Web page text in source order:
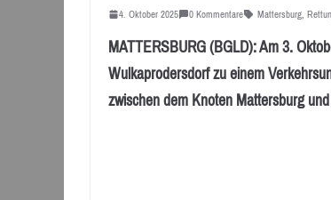
4. Oktober 2025 0 Kommentare Mattersburg,
MATTERSBURG (BGLD): Am 3.
Wulkaprodersdorf zu einem
zwischen dem Knoten Mattersburg